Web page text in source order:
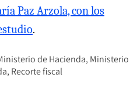
Paz Arzola, con los
.
de Hacienda Ministerio
Recorte fiscal